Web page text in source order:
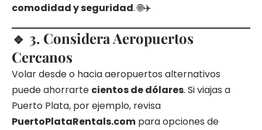
comodidad y seguridad. 🌐✈️
🔹 3. Considera Aeropuertos
Cercanos
Volar desde o hacia aeropuertos alternativos
puede ahorrarte cientos de dólares. Si viajas a
Puerto Plata, por ejemplo, revisa
PuertoPlataRentals.com para opciones de